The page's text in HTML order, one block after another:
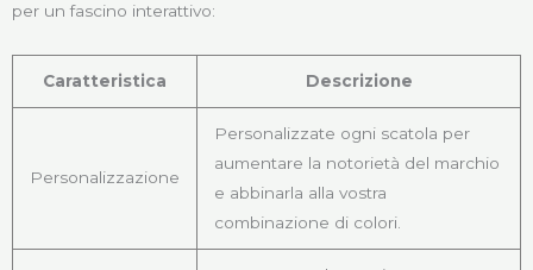
per un fascino interattivo:
Caratteristica Descrizione
Personalizzazione
Personalizzate ogni scatola per
aumentare la notorietà del marchio
e abbinarla alla vostra
combinazione di colori.